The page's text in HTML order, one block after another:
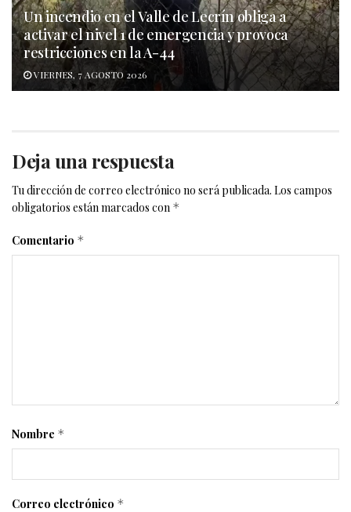
Un incendio en el Valle de Lecrín obliga a
activar el nivel 1 de emergencia y provoca
restricciones en la A-44
VIERNES, 7 AGOSTO 2026
Deja una respuesta
Tu dirección de correo electrónico no será publicada. Los campos
obligatorios están marcados con *
Comentario *
Nombre *
Correo electrónico *